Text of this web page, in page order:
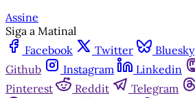
Assine
Siga a Matinal
Facebook
Twitter Bluesky
Github
Instagram Linkedin
Pinterest
Reddit Telegram